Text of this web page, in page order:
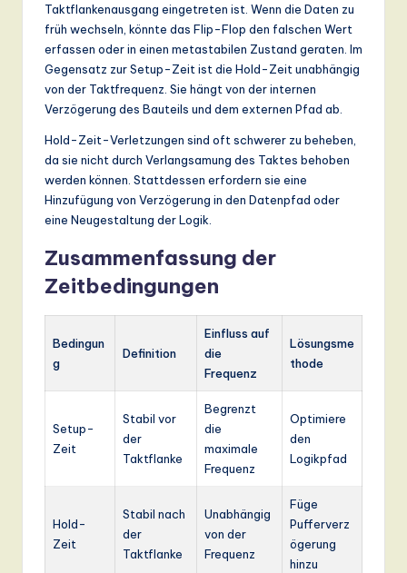
Taktflankenausgang eingetreten ist. Wenn die Daten zu
früh wechseln, könnte das Flip-Flop den falschen Wert
erfassen oder in einen metastabilen Zustand geraten. Im
Gegensatz zur Setup-Zeit ist die Hold-Zeit unabhängig
von der Taktfrequenz. Sie hängt von der internen
Verzögerung des Bauteils und dem externen Pfad ab.
Hold-Zeit-Verletzungen sind oft schwerer zu beheben,
da sie nicht durch Verlangsamung des Taktes behoben
werden können. Stattdessen erfordern sie eine
Hinzufügung von Verzögerung in den Datenpfad oder
eine Neugestaltung der Logik.
Zusammenfassung der
Zeitbedingungen
Bedingun
g
Definition
Einfluss auf
die
Frequenz
Lösungsme
thode
Setup-
Zeit
Stabil vor
der
Taktflanke
Begrenzt
die
maximale
Frequenz
Optimiere
den
Logikpfad
Hold-
Zeit
Stabil nach
der
Taktflanke
Unabhängig
von der
Frequenz
Füge
Pufferverz
ögerung
hinzu